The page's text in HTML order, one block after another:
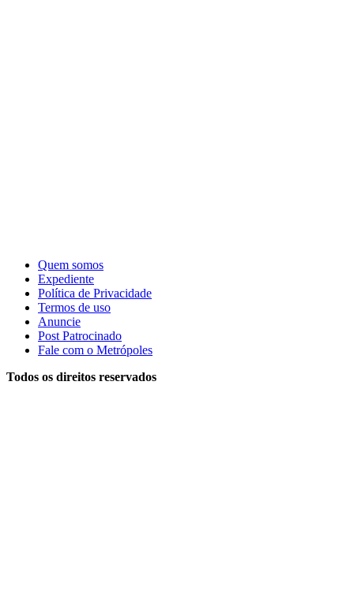
Quem somos
Expediente
Política de Privacidade
Termos de uso
Anuncie
Post Patrocinado
Fale com o Metrópoles
Todos os direitos reservados